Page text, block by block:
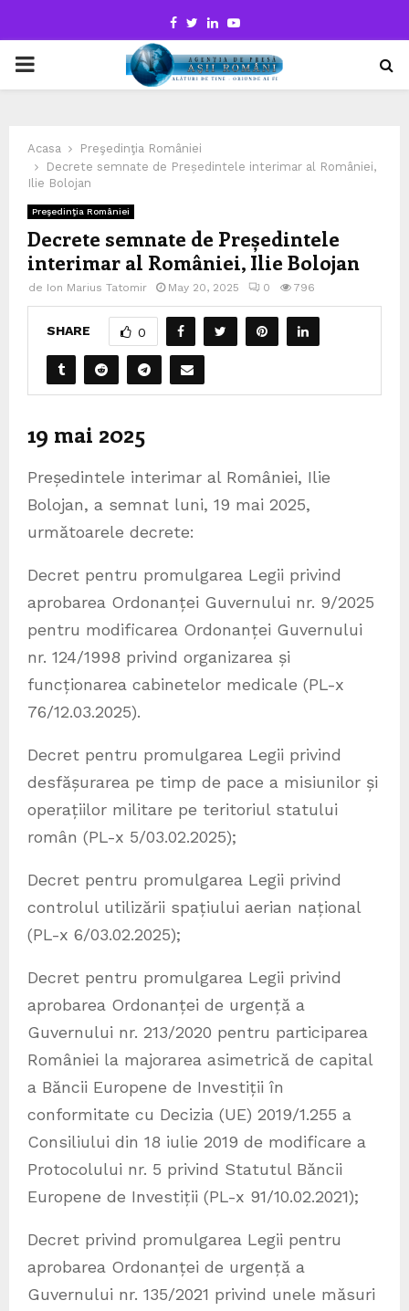
Facebook
TwitterLinkedinYoutube
PRIMARY
Acasa
Preşedinţia României
Decrete semnate de Președintele interimar al României,
Ilie Bolojan
Preşedinţia României
Decrete semnate de Președintele
interimar al României, Ilie Bolojan
de Ion Marius Tatomir May 20, 2025 0 796
SHARE 0
19 mai 2025
Președintele interimar al României, Ilie
Bolojan, a semnat luni, 19 mai 2025,
următoarele decrete:
Decret pentru promulgarea Legii privind
aprobarea Ordonanței Guvernului nr. 9/2025
pentru modificarea Ordonanței Guvernului
nr. 124/1998 privind organizarea și
funcționarea cabinetelor medicale (PL-x
76/12.03.2025).
Decret pentru promulgarea Legii privind
desfășurarea pe timp de pace a misiunilor și
operațiilor militare pe teritoriul statului
român (PL-x 5/03.02.2025);
Decret pentru promulgarea Legii privind
controlul utilizării spațiului aerian național
(PL-x 6/03.02.2025);
Decret pentru promulgarea Legii privind
aprobarea Ordonanței de urgență a
Guvernului nr. 213/2020 pentru participarea
României la majorarea asimetrică de capital
a Băncii Europene de Investiții în
conformitate cu Decizia (UE) 2019/1.255 a
Consiliului din 18 iulie 2019 de modificare a
Protocolului nr. 5 privind Statutul Băncii
Europene de Investiții (PL-x 91/10.02.2021);
Decret privind promulgarea Legii pentru
aprobarea Ordonanței de urgență a
Guvernului nr. 135/2021 privind unele măsuri